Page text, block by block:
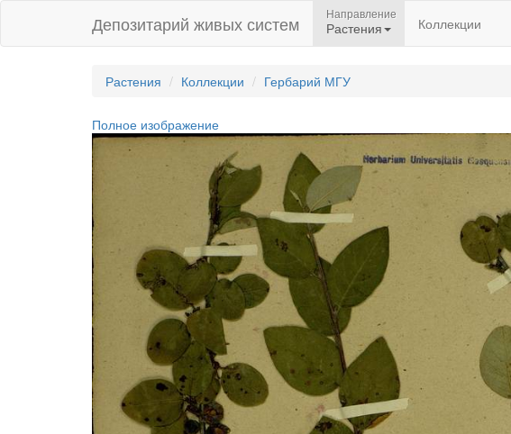
Депозитарий живых систем Направление
Растения Коллекции
Растения Коллекции Гербарий МГУ
Полное изображение